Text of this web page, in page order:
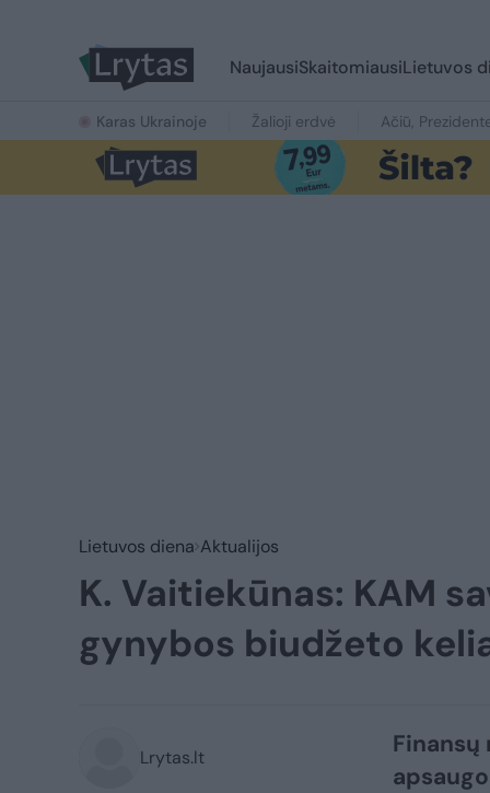
NaujausiSkaitomiausiLietuvos
Karas Ukrainoje Žalioji erdvė Ačiū,
Lietuvos diena Aktualijos
K. Vaitiekūnas: KAM
gynybos biudžeto
Lrytas.lt